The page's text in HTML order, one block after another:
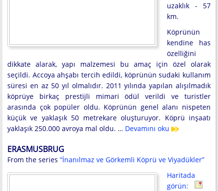
uzaklık - 57
km.
Köprünün
kendine has
özelliğini
dikkate alarak, yapı malzemesi bu amaç için özel olarak
seçildi. Accoya ahşabı tercih edildi, köprünün sudaki kullanım
süresi en az 50 yıl olmalıdır. 2011 yılında yapılan alışılmadık
köprüye birkaç prestijli mimari ödül verildi ve turistler
arasında çok popüler oldu. Köprünün genel alanı nispeten
küçük ve yaklaşık 50 metrekare oluşturuyor. Köprü inşaatı
yaklaşık 250.000 avroya mal oldu. … Devamını oku
ERASMUSBRUG
From the series “İnanılmaz ve Görkemli Köprü ve Viyadükler”
Haritada
görün: